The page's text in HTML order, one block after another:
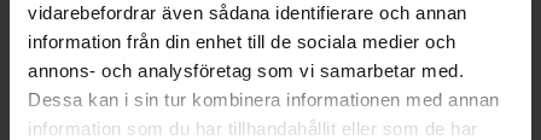
vidarebefordrar även sådana identifierare och annan
information från din enhet till de sociala medier och
annons- och analysföretag som vi samarbetar med.
Dessa kan i sin tur kombinera informationen med annan
information som du har tillhandahållit eller som de har
Läs alltid bipacksedeln innan
användning.
EAN:07046260046313